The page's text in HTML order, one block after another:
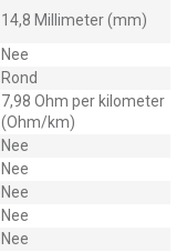
14,8 Millimeter (mm)
Nee
Rond
7,98 Ohm per kilometer
(Ohm/km)
Nee
Nee
Nee
Nee
Nee